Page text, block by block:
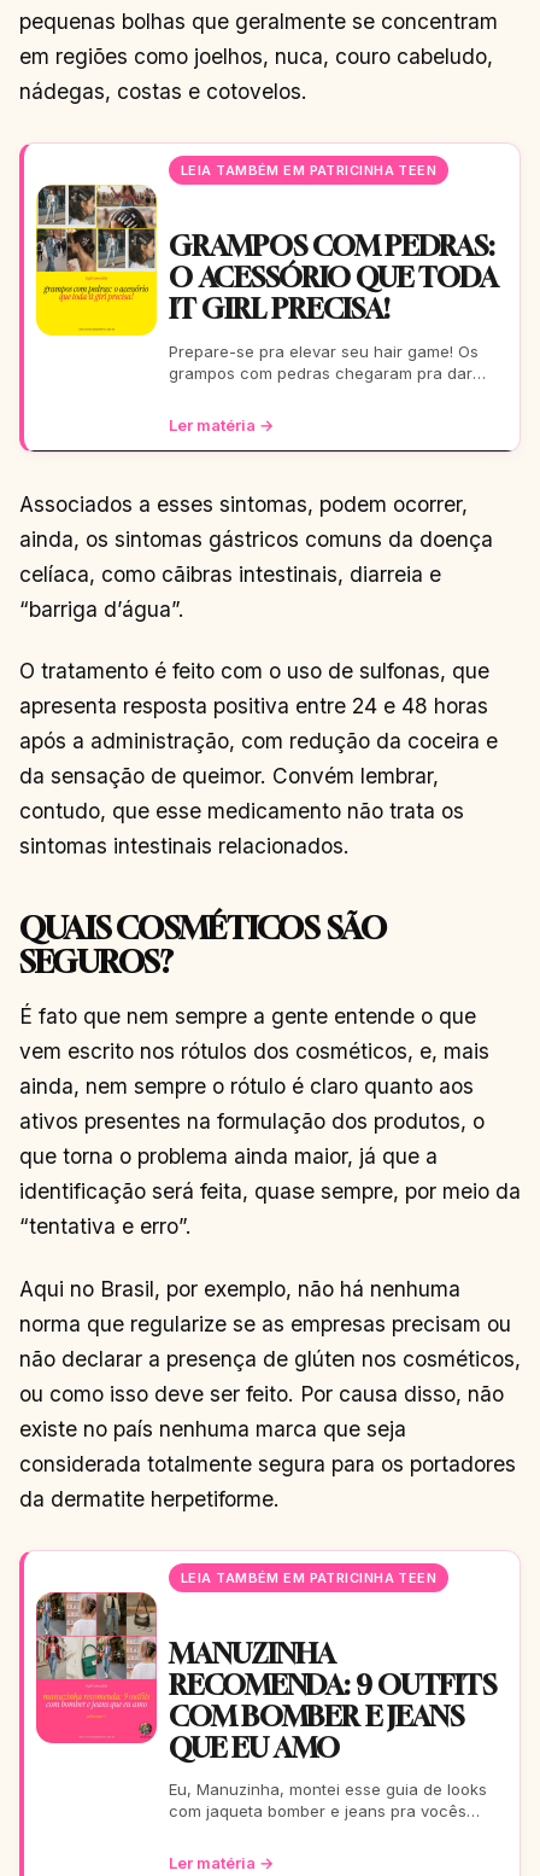
pequenas bolhas que geralmente se concentram
em regiões como joelhos, nuca, couro cabeludo,
nádegas, costas e cotovelos.
LEIA TAMBÉM EM PATRICINHA TEEN
GRAMPOS COM PEDRAS:
O ACESSÓRIO QUE TODA
IT GIRL PRECISA!
Prepare-se pra elevar seu hair game! Os
grampos com pedras chegaram pra dar
casual a uma festa b
Ler matéria →
Associados a esses sintomas, podem ocorrer,
ainda, os sintomas gástricos comuns da doença
celíaca, como cãibras intestinais, diarreia e
“barriga d’água”.
O tratamento é feito com o uso de sulfonas, que
apresenta resposta positiva entre 24 e 48 horas
após a administração, com redução da coceira e
da sensação de queimor. Convém lembrar,
contudo, que esse medicamento não trata os
sintomas intestinais relacionados.
QUAIS COSMÉTICOS SÃO
SEGUROS?
É fato que nem sempre a gente entende o que
vem escrito nos rótulos dos cosméticos, e, mais
ainda, nem sempre o rótulo é claro quanto aos
ativos presentes na formulação dos produtos, o
que torna o problema ainda maior, já que a
identificação será feita, quase sempre, por meio da
“tentativa e erro”.
Aqui no Brasil, por exemplo, não há nenhuma
norma que regularize se as empresas precisam ou
não declarar a presença de glúten nos cosméticos,
ou como isso deve ser feito. Por causa disso, não
existe no país nenhuma marca que seja
considerada totalmente segura para os portadores
da dermatite herpetiforme.
LEIA TAMBÉM EM PATRICINHA TEEN
MANUZINHA
RECOMENDA: 9 OUTFITS
COM BOMBER E JEANS
QUE EU AMO
Eu, Manuzinha, montei esse guia de looks
com jaqueta bomber e jeans pra vocês
Tudo testado e aprova
Ler matéria →